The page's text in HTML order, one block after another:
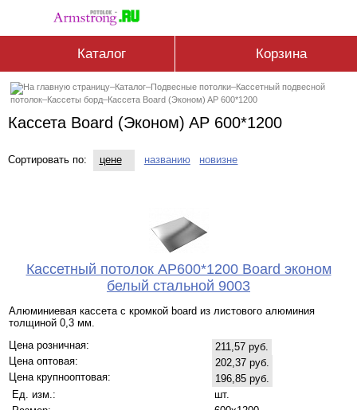
Каталог Корзина
–Каталог–Подвесные потолки–Кассетный подвесной
потолок–Кассеты борд–Кассета Board (Эконом) AP 600*1200
Кассета Board (Эконом) AP 600*1200
Сортировать по: цене названию новизне
Кассетный потолок AP600*1200 Board эконом
белый стальной 9003
Алюминиевая кассета с кромкой board из листового алюминия
толщиной 0,3 мм.
Цена розничная:
211,57 руб.
Цена оптовая:
202,37 руб.
Цена крупнооптовая:
196,85 руб.
Ед. изм.:
шт.